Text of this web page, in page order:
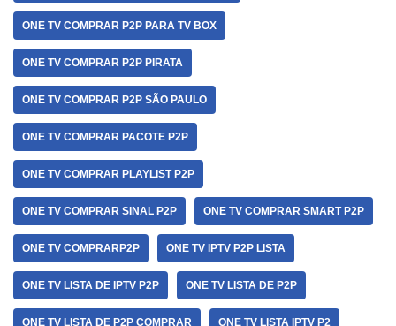
ONE TV COMPRAR P2P PARA TV BOX
ONE TV COMPRAR P2P PIRATA
ONE TV COMPRAR P2P SÃO PAULO
ONE TV COMPRAR PACOTE P2P
ONE TV COMPRAR PLAYLIST P2P
ONE TV COMPRAR SINAL P2P ONE TV COMPRAR SMART P2P
ONE TV COMPRARP2P ONE TV IPTV P2P LISTA
ONE TV LISTA DE IPTV P2P ONE TV LISTA DE P2P
ONE TV LISTA DE P2P COMPRAR ONE TV LISTA IPTV P2